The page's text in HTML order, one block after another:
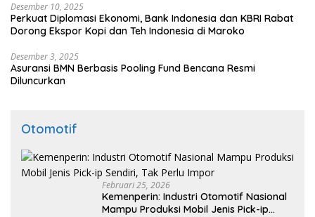
Desember 10, 2025
Perkuat Diplomasi Ekonomi, Bank Indonesia dan KBRI Rabat
Dorong Ekspor Kopi dan Teh Indonesia di Maroko
Desember 3, 2025
Asuransi BMN Berbasis Pooling Fund Bencana Resmi
Diluncurkan
Otomotif
Februari 25, 2026
Kemenperin: Industri Otomotif Nasional
Mampu Produksi Mobil Jenis Pick-ip